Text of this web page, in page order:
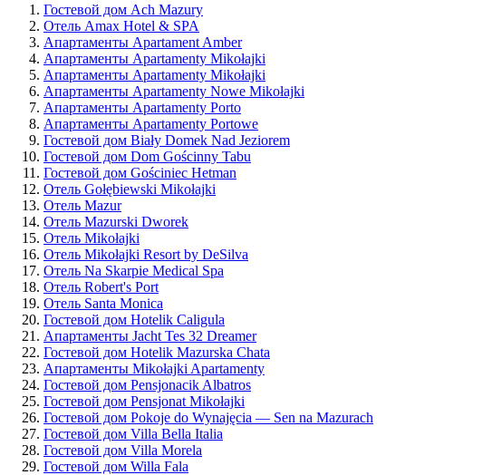
Гостевой дом Ach Mazury
Отель Amax Hotel & SPA
Апартаменты Apartament Amber
Апартаменты Apartamenty Mikołajki
Апартаменты Apartamenty Mikołajki
Апартаменты Apartamenty Nowe Mikołajki
Апартаменты Apartamenty Porto
Апартаменты Apartamenty Portowe
Гостевой дом Biały Domek Nad Jeziorem
Гостевой дом Dom Gościnny Tabu
Гостевой дом Gościniec Hetman
Отель Gołębiewski Mikołajki
Отель Mazur
Отель Mazurski Dworek
Отель Mikołajki
Отель Mikołajki Resort by DeSilva
Отель Na Skarpie Medical Spa
Отель Robert's Port
Отель Santa Monica
Гостевой дом Hotelik Caligula
Апартаменты Jacht Tes 32 Dreamer
Гостевой дом Hotelik Mazurska Chata
Апартаменты Mikołajki Apartamenty
Гостевой дом Pensjonacik Albatros
Гостевой дом Pensjonat Mikołajki
Гостевой дом Pokoje do Wynajęcia — Sen na Mazurach
Гостевой дом Villa Bella Italia
Гостевой дом Villa Morela
Гостевой дом Willa Fala